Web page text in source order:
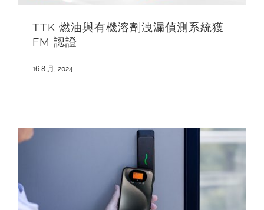
TTK 燃油與有機溶劑洩漏偵測系統獲
FM 認證
16 8 月, 2024